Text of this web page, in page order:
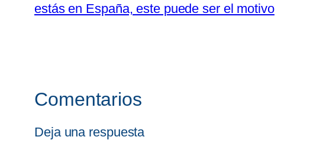
estás en España, este puede ser el motivo
Comentarios
Deja una respuesta